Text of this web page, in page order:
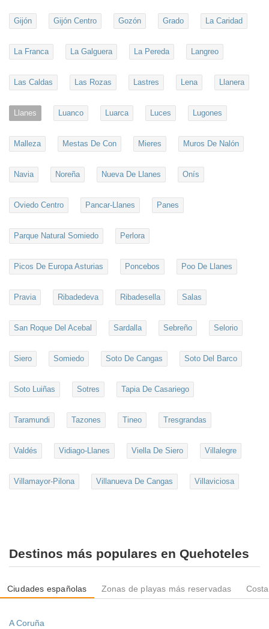
Gijón Gijón Centro Gozón Grado La Caridad
La Franca La Galguera La Pereda Langreo
Las Caldas Las Rozas Lastres Lena Llanera
Llanes Luanco Luarca Luces Lugones
Malleza Mestas De Con Mieres Muros De Nalón
Navia Noreña Nueva De Llanes Onís
Oviedo Centro Pancar-Llanes Panes
Parque Natural Somiedo Perlora
Picos De Europa Asturias Poncebos Poo De Llanes
Pravia Ribadedeva Ribadesella Salas
San Roque Del Acebal Sardalla Sebreño Selorio
Siero Somiedo Soto De Cangas Soto Del Barco
Soto Luiñas Sotres Tapia De Casariego
Taramundi Tazones Tineo Tresgrandas
Valdés Vidiago-Llanes Viella De Siero Villalegre
Villamayor-Pilona Villanueva De Cangas Villaviciosa
Destinos más populares en Quehoteles
Ciudades españolas Zonas de playas más reservadas
A Coruña